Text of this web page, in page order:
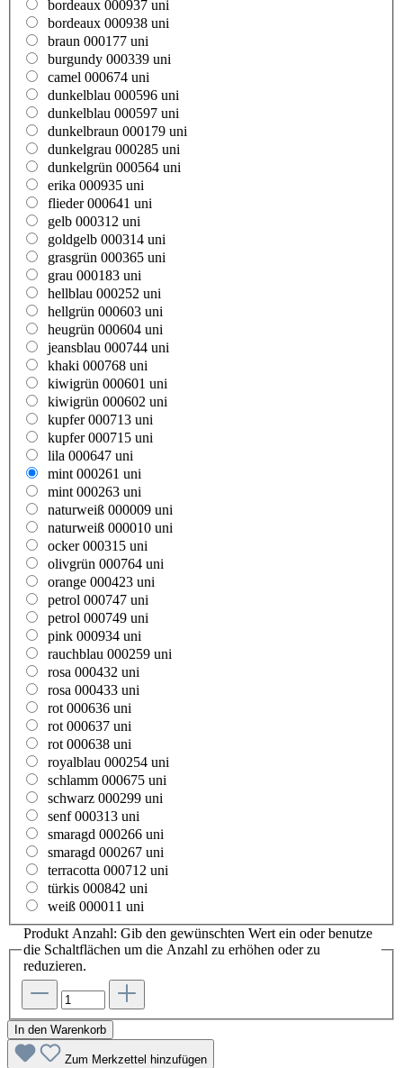
bordeaux 000937 uni
bordeaux 000938 uni
braun 000177 uni
burgundy 000339 uni
camel 000674 uni
dunkelblau 000596 uni
dunkelblau 000597 uni
dunkelbraun 000179 uni
dunkelgrau 000285 uni
dunkelgrün 000564 uni
erika 000935 uni
flieder 000641 uni
gelb 000312 uni
goldgelb 000314 uni
grasgrün 000365 uni
grau 000183 uni
hellblau 000252 uni
hellgrün 000603 uni
heugrün 000604 uni
jeansblau 000744 uni
khaki 000768 uni
kiwigrün 000601 uni
kiwigrün 000602 uni
kupfer 000713 uni
kupfer 000715 uni
lila 000647 uni
mint 000261 uni
mint 000263 uni
naturweiß 000009 uni
naturweiß 000010 uni
ocker 000315 uni
olivgrün 000764 uni
orange 000423 uni
petrol 000747 uni
petrol 000749 uni
pink 000934 uni
rauchblau 000259 uni
rosa 000432 uni
rosa 000433 uni
rot 000636 uni
rot 000637 uni
rot 000638 uni
royalblau 000254 uni
schlamm 000675 uni
schwarz 000299 uni
senf 000313 uni
smaragd 000266 uni
smaragd 000267 uni
terracotta 000712 uni
türkis 000842 uni
weiß 000011 uni
Produkt Anzahl: Gib den gewünschten Wert ein oder benutze
die Schaltflächen um die Anzahl zu erhöhen oder zu
reduzieren.
In den Warenkorb
Zum Merkzettel hinzufügen